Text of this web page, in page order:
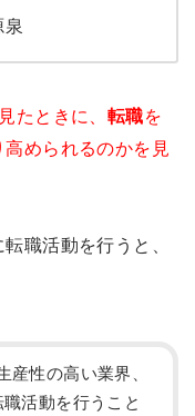
たときに、 転職を
められるのかを見
職活動を行うと、
産性の高い業界、
活動を行うこと